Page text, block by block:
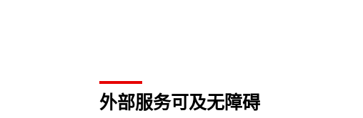
外部服务可及无障碍